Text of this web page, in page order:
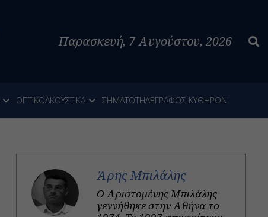
Παρασκευή, 7 Αυγούστου, 2026
ΟΠΤΙΚΟΑΚΟΥΣΤΙΚΑ ΣΗΜΑΤΟΤΗΛΕΓΡΑΦΟΣ ΚΥΘΗΡΩΝ
Άρης Μπιλάλης
Ο Αριστομένης Μπιλάλης
γεννήθηκε στην Αθήνα το